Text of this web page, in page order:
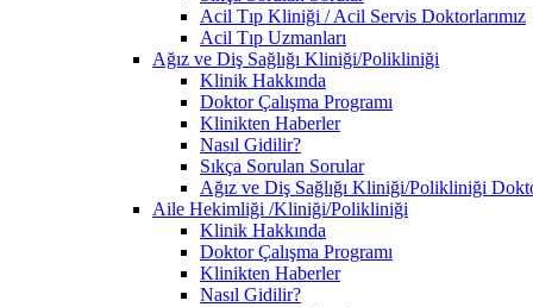
Acil Tıp Kliniği / Acil Servis Doktorlarımız
Acil Tıp Uzmanları
Ağız ve Diş Sağlığı Kliniği/Polikliniği
Klinik Hakkında
Doktor Çalışma Programı
Klinikten Haberler
Nasıl Gidilir?
Sıkça Sorulan Sorular
Ağız ve Diş Sağlığı Kliniği/Polikliniği
Aile Hekimliği /Kliniği/Polikliniği
Klinik Hakkında
Doktor Çalışma Programı
Klinikten Haberler
Nasıl Gidilir?